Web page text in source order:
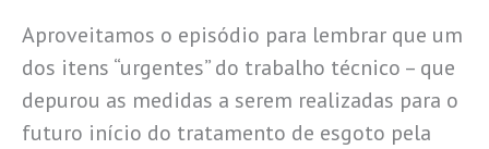
Aproveitamos o episódio para lembrar que um
dos itens “urgentes” do trabalho técnico – que
depurou as medidas a serem realizadas para o
futuro início do tratamento de esgoto pela